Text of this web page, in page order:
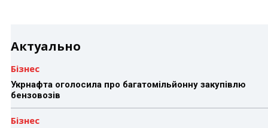
Актуально
Бізнес
Укрнафта оголосила про багатомільйонну закупівлю
бензовозів
Бізнес